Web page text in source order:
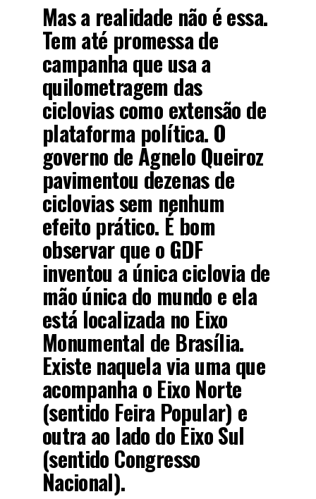
Mas a realidade não é essa.
Tem até promessa de
campanha que usa a
quilometragem das
ciclovias como extensão de
plataforma política. O
governo de Agnelo Queiroz
pavimentou dezenas de
ciclovias sem nenhum
efeito prático. É bom
observar que o GDF
inventou a única ciclovia de
mão única do mundo e ela
está localizada no Eixo
Monumental de Brasília.
Existe naquela via uma que
acompanha o Eixo Norte
(sentido Feira Popular) e
outra ao lado do Eixo Sul
(sentido Congresso
Nacional).